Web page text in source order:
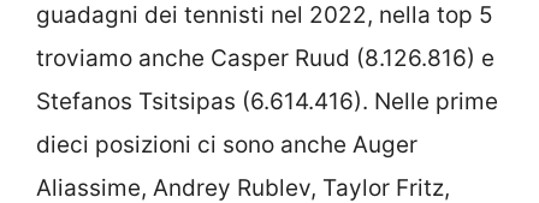
guadagni dei tennisti nel 2022, nella top 5
troviamo anche Casper Ruud (8.126.816) e
Stefanos Tsitsipas (6.614.416). Nelle prime
dieci posizioni ci sono anche Auger
Aliassime, Andrey Rublev, Taylor Fritz,